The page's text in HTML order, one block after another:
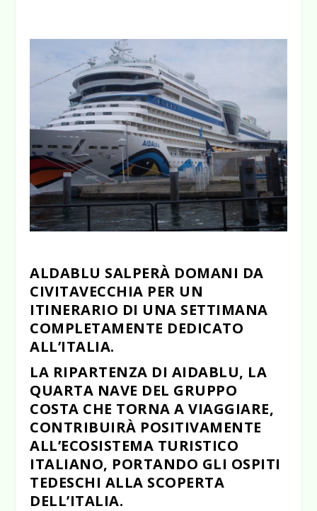
ALDABLU SALPERÀ DOMANI DA
CIVITAVECCHIA PER UN
ITINERARIO DI UNA SETTIMANA
COMPLETAMENTE DEDICATO
ALL’ITALIA.
LA RIPARTENZA DI AIDABLU, LA
QUARTA NAVE DEL GRUPPO
COSTA CHE TORNA A VIAGGIARE,
CONTRIBUIRÀ POSITIVAMENTE
ALL’ECOSISTEMA TURISTICO
ITALIANO, PORTANDO GLI OSPITI
TEDESCHI ALLA SCOPERTA
DELL’ITALIA.